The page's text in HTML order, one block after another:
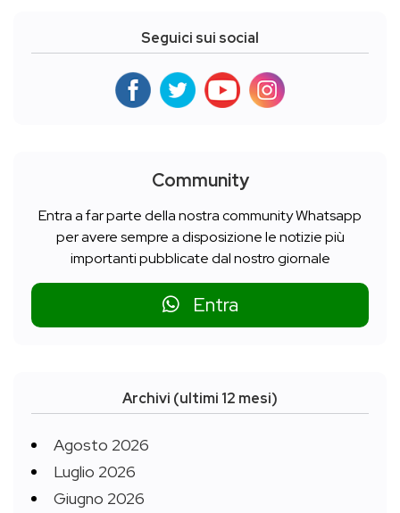
Seguici sui social
Community
Entra a far parte della nostra community Whatsapp
per avere sempre a disposizione le notizie più
importanti pubblicate dal nostro giornale
Entra
Archivi (ultimi 12 mesi)
Agosto 2026
Luglio 2026
Giugno 2026